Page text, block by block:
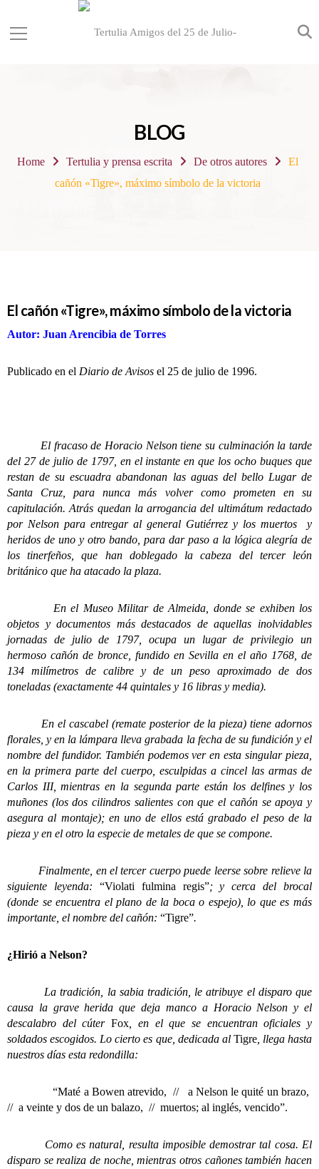
BLOG
Home Tertulia y prensa escrita De otros autores
El
cañón «Tigre», máximo símbolo de la victoria
El cañón «Tigre», máximo símbolo de la victoria
Autor: Juan Arencibia de Torres
Publicado en el Diario de Avisos el 25 de julio de 1996.
El fracaso de Horacio Nelson tiene su culminación la tarde
del 27 de julio de 1797, en el instante en que los ocho buques que
restan de su escuadra abandonan las aguas del bello Lugar de
Santa Cruz, para nunca más volver como prometen en su
capitulación. Atrás quedan la arrogancia del ultimátum redactado
por Nelson para entregar al general Gutiérrez y los muertos y
heridos de uno y otro bando, para dar paso a la lógica alegría de
los tinerfeños, que han doblegado la cabeza del tercer león
británico que ha atacado la plaza.
En el Museo Militar de Almeida, donde se exhiben los
objetos y documentos más destacados de aquellas inolvidables
jornadas de julio de 1797, ocupa un lugar de privilegio un
hermoso cañón de bronce, fundido en Sevilla en el año 1768, de
134 milímetros de calibre y de un peso aproximado de dos
toneladas (exactamente 44 quintales y 16 libras y media).
En el cascabel (remate posterior de la pieza) tiene adornos
florales, y en la lámpara lleva grabada la fecha de su fundición y el
nombre del fundidor. También podemos ver en esta singular pieza,
en la primera parte del cuerpo, esculpidas a cincel las armas de
Carlos III, mientras en la segunda parte están los delfines y los
muñones (los dos cilindros salientes con que el cañón se apoya y
asegura al montaje); en uno de ellos está grabado el peso de la
pieza y en el otro la especie de metales de que se compone.
Finalmente, en el tercer cuerpo puede leerse sobre relieve la
siguiente leyenda: “Violati fulmina regis”; y cerca del brocal
(donde se encuentra el plano de la boca o espejo), lo que es más
importante, el nombre del cañón: “Tigre”.
¿Hirió a Nelson?
La tradición, la sabia tradición, le atribuye el disparo que
causa la grave herida que deja manco a Horacio Nelson y el
descalabro del cúterFox , en el que se encuentran oficiales y
soldados escogidos. Lo cierto es que, dedicada al Tigre, llega hasta
nuestros días esta redondilla:
“Maté a Bowen atrevido, // a Nelson le quité un brazo,
// a veinte y dos de un balazo, // muertos; al inglés, vencido”.
Como es natural, resulta imposible demostrar tal cosa. El
disparo se realiza de noche, mientras otros cañones también hacen